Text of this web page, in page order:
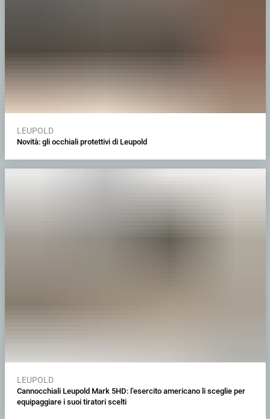
LEUPOLD
Novità: gli occhiali protettivi di Leupold
LEUPOLD
Cannocchiali Leupold Mark 5HD: l’esercito americano li sceglie per
equipaggiare i suoi tiratori scelti